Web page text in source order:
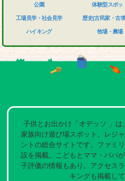
公園
工場見学・社会見学
ハイキング
体験型スポッ
歴史(古民家・古
牧場・農場
子供とお出かけ「オデッソ 」
家族向け遊び場スポット、レジ
ントの総合サイトです。ファミ
設を掲載。こどもとママ・パパ
子評価の情報もあり。アクセス
キングも掲載して